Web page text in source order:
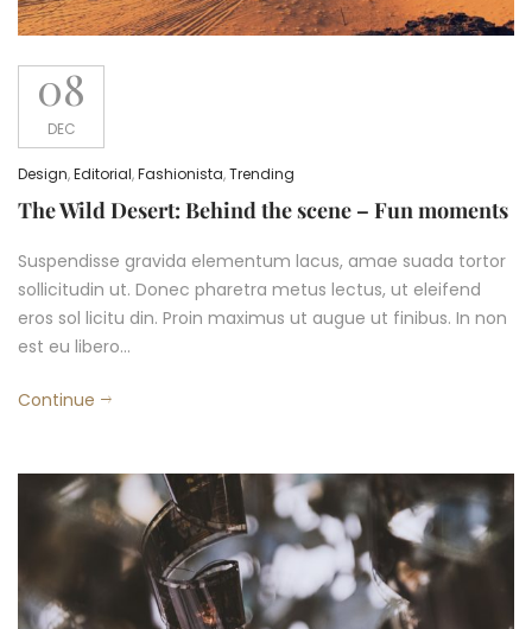
08
DEC
Design,Editorial,Fashionista,Trending
The Wild Desert: Behind the scene – Fun moments
Suspendisse gravida elementum lacus, amae suada tortor
sollicitudin ut. Donec pharetra metus lectus, ut eleifend
eros sol licitu din. Proin maximus ut augue ut finibus. In non
est eu libero…
Continue